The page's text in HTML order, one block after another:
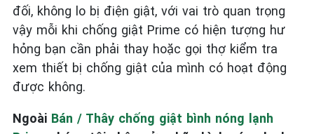
đối, không lo bị điện giật, với vai trò quan trọng
vậy mỗi khi chống giật Prime có hiện tượng hư
hỏng bạn cần phải thay hoặc gọi thợ kiểm tra
xem thiết bị chống giật của mình có hoạt động
được không.
Ngoài Bán / Thây chống giật bình nóng lạnh